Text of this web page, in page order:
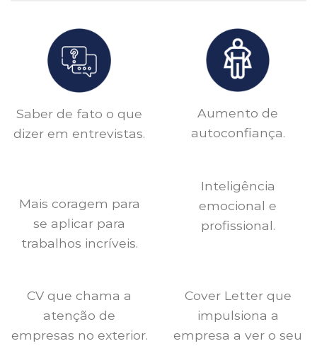
Saber de fato o que
dizer em entrevistas.
Aumento de
autoconfiança.
Mais coragem para
se aplicar para
trabalhos incríveis.
Inteligência
emocional e
profissional.
CV que chama a
atenção de
empresas no exterior.
Cover Letter que
impulsiona a
empresa a ver o seu